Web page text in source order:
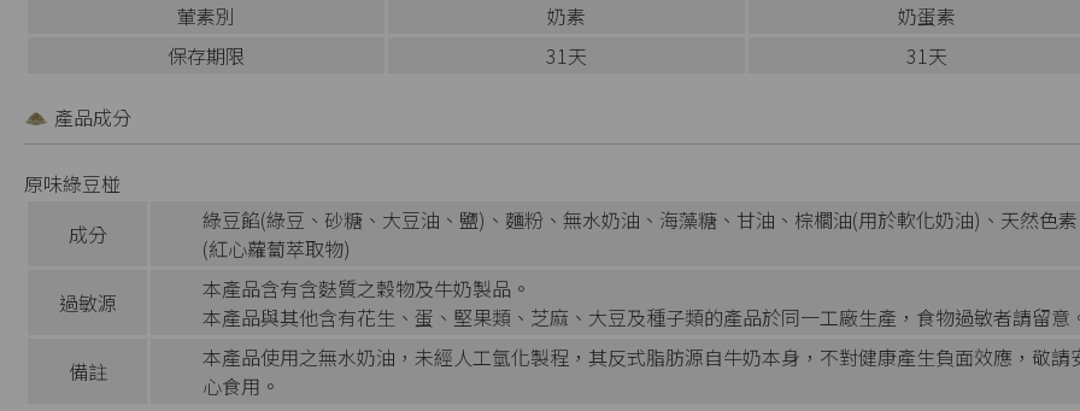
葷素別
奶素
奶蛋素
保存期限
31天 31天
產品成分
原味綠豆椪
成分
綠豆餡(綠豆、砂糖、大豆油、鹽)、麵粉、無水奶油、海藻糖、甘油、棕櫚油(用於軟化奶油)、天然色素
(紅心蘿蔔萃取物)
過敏源
本產品含有含麩質之穀物及牛奶製品。
本產品與其他含有花生、蛋、堅果類、芝麻、大豆及種子類的產品於同一工廠生產，食物過敏者請留意
備註
本產品使用之無水奶油，未經人工氫化製程，其反式脂肪源自牛奶本身，不對健康產生負面效應，敬請
心食用。